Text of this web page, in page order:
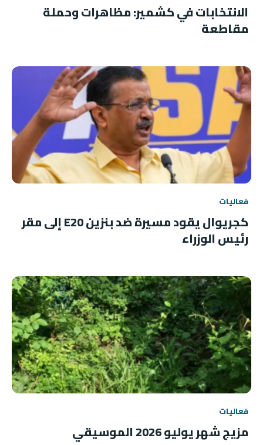
الانتخابات في كشمير: مظاهرات وحملة
مقاطعة
فعاليات
كجريوال يقود مسيرة ضد بنزين E20 إلى مقر
رئيس الوزراء
فعاليات
مزيج شهر يوليو 2026 الموسيقي